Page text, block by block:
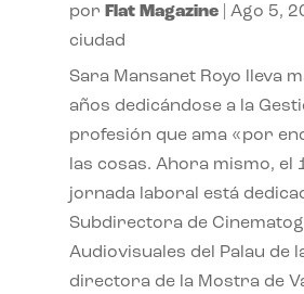
por Flat Magazine| Ago 5,
ciudad
Sara Mansanet Royo lleva
años dedicándose a la
profesión que ama «por
las cosas. Ahora mismo, el
jornada laboral está
Subdirectora de
Audiovisuales del Palau de
directora de la Mostra de